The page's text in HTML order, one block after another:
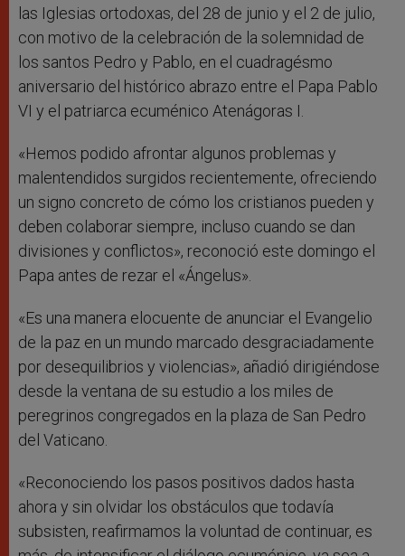
las Iglesias ortodoxas, del 28 de junio y el 2 de julio,
con motivo de la celebración de la solemnidad de
los santos Pedro y Pablo, en el cuadragésmo
aniversario del histórico abrazo entre el Papa Pablo
VI y el patriarca ecuménico Atenágoras I.
«Hemos podido afrontar algunos problemas y
malentendidos surgidos recientemente, ofreciendo
un signo concreto de cómo los cristianos pueden y
deben colaborar siempre, incluso cuando se dan
divisiones y conflictos», reconoció este domingo el
Papa antes de rezar el «Ángelus».
«Es una manera elocuente de anunciar el Evangelio
de la paz en un mundo marcado desgraciadamente
por desequilibrios y violencias», añadió dirigiéndose
desde la ventana de su estudio a los miles de
peregrinos congregados en la plaza de San Pedro
del Vaticano.
«Reconociendo los pasos positivos dados hasta
ahora y sin olvidar los obstáculos que todavía
subsisten, reafirmamos la voluntad de continuar, es